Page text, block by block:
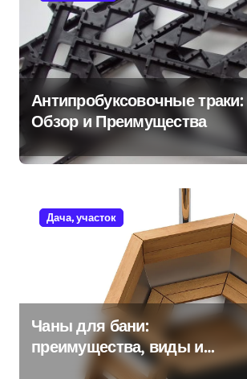
Антипробуксовочные траки:
Обзор и Преимущества
Дача, участок
Чаны для бани:
преимущества, виды и
особенности использования